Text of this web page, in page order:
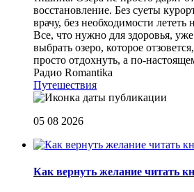
восстановление. Без суеты
врачу, без необходимости лететь
Все, что нужно для здоровья, уже
выбрать озеро, которое
просто отдохнуть, а по-
Радио Romantika
Путешествия
05 08 2026
Как вернуть желание читать